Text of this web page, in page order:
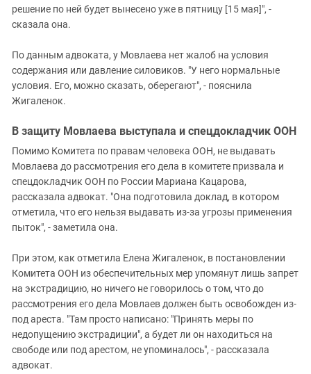
решение по ней будет вынесено уже в пятницу [15 мая]", -
сказала она.
По данным адвоката, у Мовлаева нет жалоб на условия
содержания или давление силовиков. "У него нормальные
условия. Его, можно сказать, оберегают", - пояснила
Жигаленок.
В защиту Мовлаева выступала и спецдокладчик ООН
Помимо Комитета по правам человека ООН, не выдавать
Мовлаева до рассмотрения его дела в комитете призвала и
спецдокладчик ООН по России Мариана Кацарова,
рассказала адвокат. "Она подготовила доклад, в котором
отметила, что его нельзя выдавать из-за угрозы применения
пыток", - заметила она.
При этом, как отметила Елена Жигаленок, в постановлении
Комитета ООН из обеспечительных мер упомянут лишь запрет
на экстрадицию, но ничего не говорилось о том, что до
рассмотрения его дела Мовлаев должен быть освобожден из-
под ареста. "Там просто написано: "Принять меры по
недопущению экстрадиции", а будет ли он находиться на
свободе или под арестом, не упоминалось", - рассказала
адвокат.